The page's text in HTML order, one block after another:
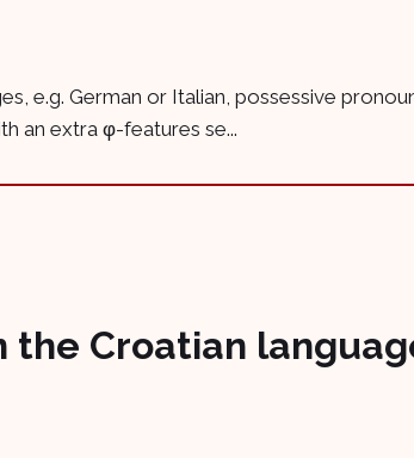
e.g. German or Italian, possessive
an extra φ-features se...
the Croatian